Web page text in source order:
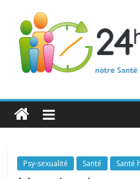
24h
Santé
La
santé
Psy-sexualité Santé Santé